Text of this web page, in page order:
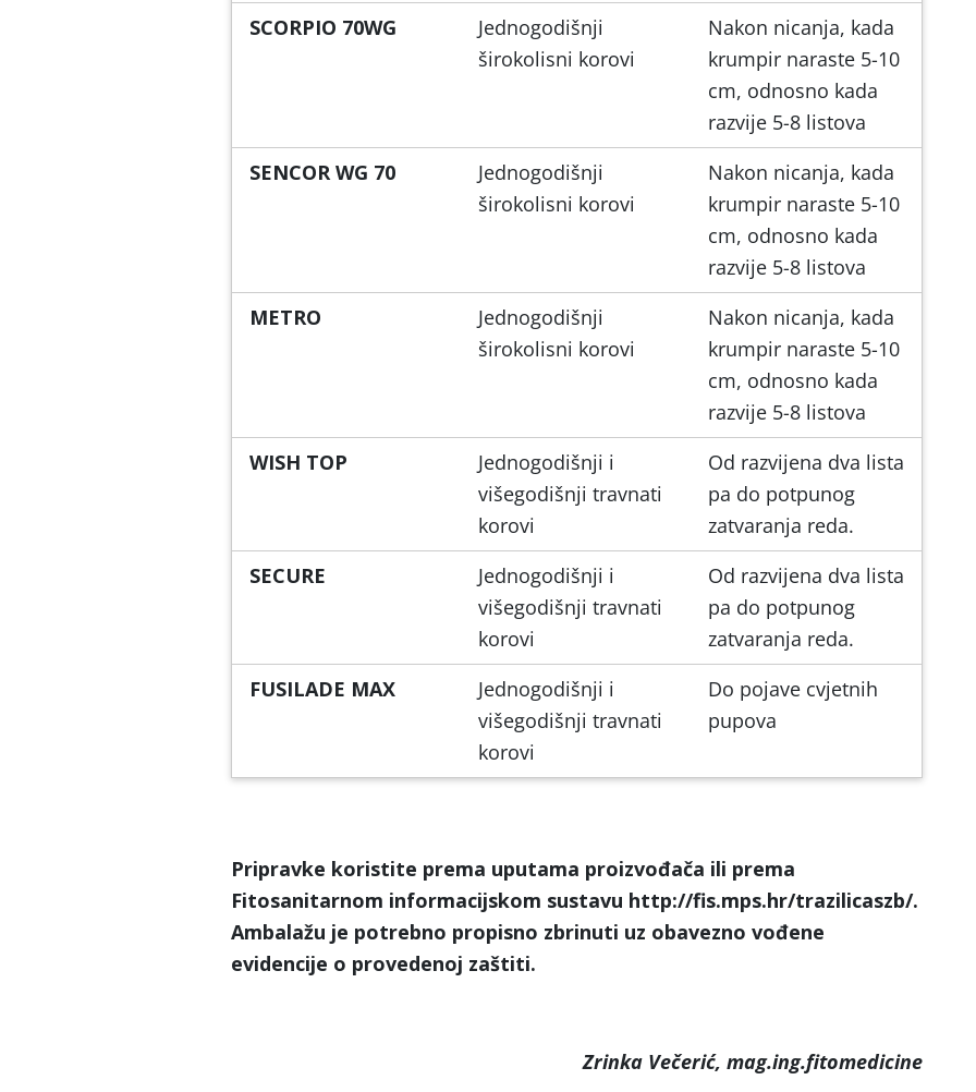
SCORPIO 70WG
Jednogodišnji
širokolisni korovi
Nakon nicanja, kada
krumpir naraste 5-10
cm, odnosno kada
razvije 5-8 listova
SENCOR WG 70
Jednogodišnji
širokolisni korovi
Nakon nicanja, kada
krumpir naraste 5-10
cm, odnosno kada
razvije 5-8 listova
METRO
Jednogodišnji
širokolisni korovi
Nakon nicanja, kada
krumpir naraste 5-10
cm, odnosno kada
razvije 5-8 listova
WISH TOP
Jednogodišnji i
višegodišnji travnati
korovi
Od razvijena dva lista
pa do potpunog
zatvaranja reda.
SECURE
Jednogodišnji i
višegodišnji travnati
korovi
Od razvijena dva lista
pa do potpunog
zatvaranja reda.
FUSILADE MAX
Jednogodišnji i
višegodišnji travnati
korovi
Do pojave cvjetnih
pupova
Pripravke koristite prema uputama proizvođača ili prema
Fitosanitarnom informacijskom sustavu http://fis.mps.hr/trazilicaszb/.
Ambalažu je potrebno propisno zbrinuti uz obavezno vođene
evidencije o provedenoj zaštiti.
Zrinka Večerić, mag.ing.fitomedicine